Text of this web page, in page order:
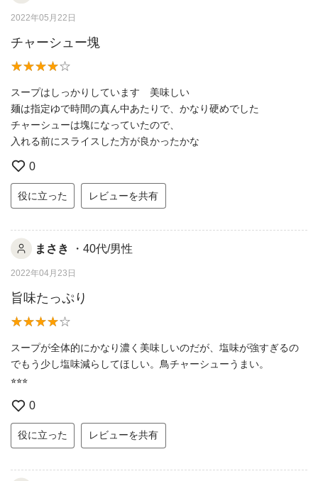
2022年05月22日
チャーシュー塊
スープはしっかりしています 美味しい
麺は指定ゆで時間の真ん中あたりで、かなり硬めでした
チャーシューは塊になっていたので、
入れる前にスライスした方が良かったかな
0
役に立った レビューを共有
まさき ・40代/男性
2022年04月23日
旨味たっぷり
スープが全体的にかなり濃く美味しいのだが、塩味が強すぎるの
でもう少し塩味減らしてほしい。鳥チャーシューうまい。
⭐︎⭐︎⭐︎
0
役に立った レビューを共有